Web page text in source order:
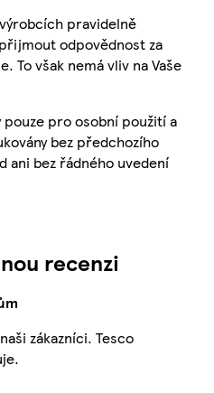
pravidelně
odpovědnost za
To však nemá vliv na Vaše
pro osobní použití a
bez předchozího
ani bez řádného uvedení
recenzi
zákazníci. Tesco